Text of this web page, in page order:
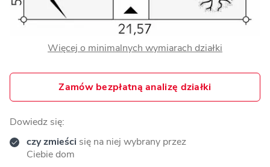
Więcej o minimalnych wymiarach działki
Zamów bezpłatną analizę działki
Dowiedz się:
czy zmieści się na niej wybrany przez
Ciebie dom